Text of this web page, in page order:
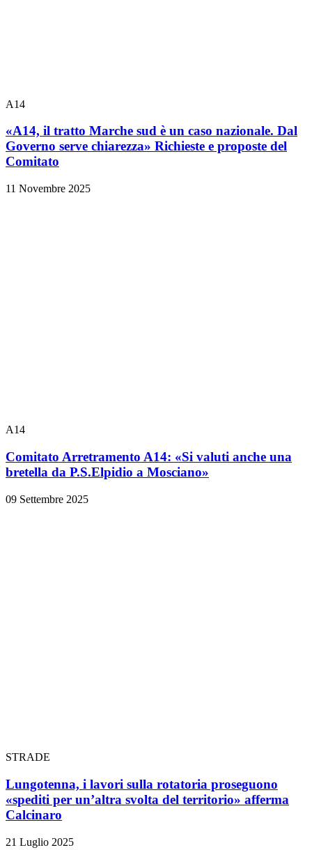
A14
«A14, il tratto Marche sud è un caso nazionale. Dal
Governo serve chiarezza» Richieste e proposte del
Comitato
11 Novembre 2025
A14
Comitato Arretramento A14: «Si valuti anche una
bretella da P.S.Elpidio a Mosciano»
09 Settembre 2025
STRADE
Lungotenna, i lavori sulla rotatoria proseguono
«spediti per un’altra svolta del territorio» afferma
Calcinaro
21 Luglio 2025